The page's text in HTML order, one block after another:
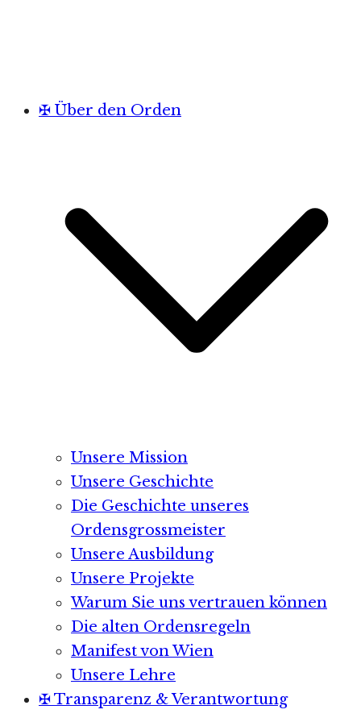
✠ Über den Orden
Unsere Mission
Unsere Geschichte
Die Geschichte unseres
Ordensgrossmeister
Unsere Ausbildung
Unsere Projekte
Warum Sie uns vertrauen können
Die alten Ordensregeln
Manifest von Wien
Unsere Lehre
✠ Transparenz & Verantwortung